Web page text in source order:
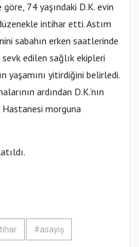
74 yaşındaki D.K. evin
intihar etti. Astım
sabahın erken saatlerinde
edilen sağlık ekipleri
yaşamını yitirdiğini belirledi.
ardından D.K.’nın
morguna
#asayiş